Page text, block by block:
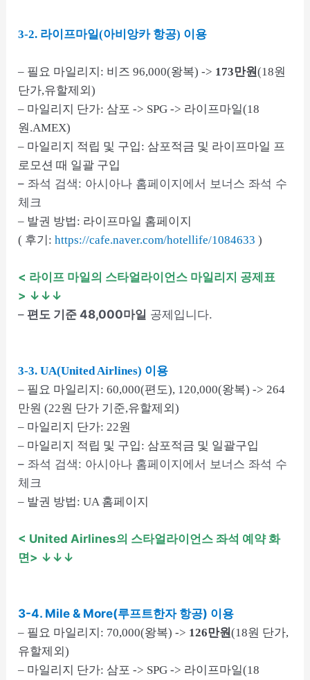
3-2. 라이프마일(아비앙카 항공) 이용
– 필요 마일리지: 비즈 96,000(왕복) -> 173만원(18원
단가,유할제외)
– 마일리지 단가: 삼포 -> SPG -> 라이프마일(18
원.AMEX)
– 마일리지 적립 및 구입: 삼포적금 및 라이프마일 프
로모션 때 일괄 구입
– 좌석 검색: 아시아나 홈페이지에서 보너스 좌석 수
체크
– 발권 방법: 라이프마일 홈페이지
( 후기:https://cafe.naver.com/hotellife/1084633)
< 라이프 마일의 스타얼라이언스 마일리지 공제표
> ↓↓↓
– 편도 기준 48,000마일 공제입니다.
3-3. UA(United Airlines) 이용
– 필요 마일리지: 60,000(편도), 120,000(왕복) -> 264
만원 (22원 단가 기준,유할제외)
– 마일리지 단가: 22원
– 마일리지 적립 및 구입: 삼포적금 및 일괄구입
– 좌석 검색: 아시아나 홈페이지에서 보너스 좌석 수
체크
– 발권 방법: UA 홈페이지
< United Airlines의 스타얼라이언스 좌석 예약 화
면> ↓↓↓
3-4. Mile & More(루프트한자 항공) 이용
– 필요 마일리지: 70,000(왕복) -> 126만원(18원 단가,
유할제외)
– 마일리지 단가: 삼포 -> SPG -> 라이프마일(18